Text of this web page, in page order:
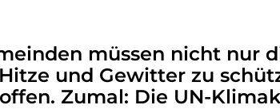
müssen nicht nur
und Gewitter zu
Zumal: Die UN-